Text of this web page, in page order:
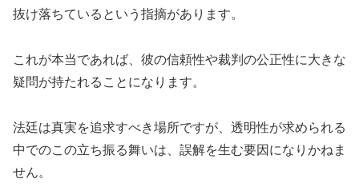
抜け落ちているという指摘があります。
これが本当であれば、彼の信頼性や裁判の公正性に大きな
疑問が持たれることになります。
法廷は真実を追求すべき場所ですが、透明性が求められる
中でのこの立ち振る舞いは、誤解を生む要因になりかねま
せん。